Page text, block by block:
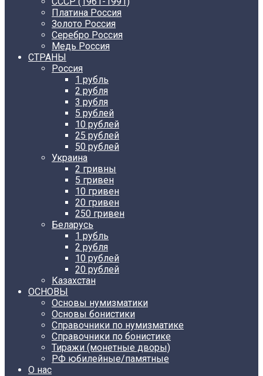
Платина Россия
Золото Россия
Серебро Россия
Медь Россия
СТРАНЫ
Россия
1 рубль
2 рубля
3 рубля
5 рублей
10 рублей
25 рублей
50 рублей
Украина
2 гривны
5 гривен
10 гривен
20 гривен
250 гривен
Беларусь
1 рубль
2 рубля
10 рублей
20 рублей
Казахстан
ОСНОВЫ
Основы нумизматики
Основы бонистики
Справочники по нумизматике
Справочники по бонистике
Тиражи (монетные дворы)
РФ юбилейные/памятные
О нас